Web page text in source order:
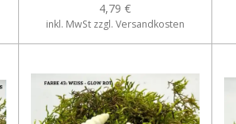
4,79 €
inkl. MwSt zzgl. Versandkosten